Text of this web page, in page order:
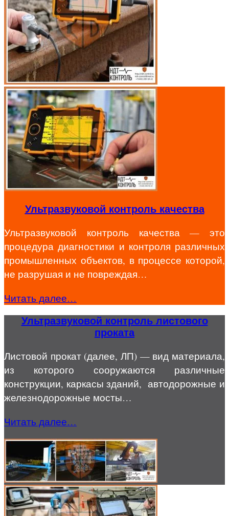
Ультразвуковой контроль качества
Ультразвуковой контроль качества — это
процедура диагностики и контроля различных
промышленных объектов, в процессе которой,
не разрушая и не повреждая…
Читать далее…
Ультразвуковой контроль листового
проката
Листовой прокат (далее, ЛП) — вид материала,
из которого сооружаются различные
конструкции, каркасы зданий, автодорожные и
железнодорожные мосты…
Читать далее…